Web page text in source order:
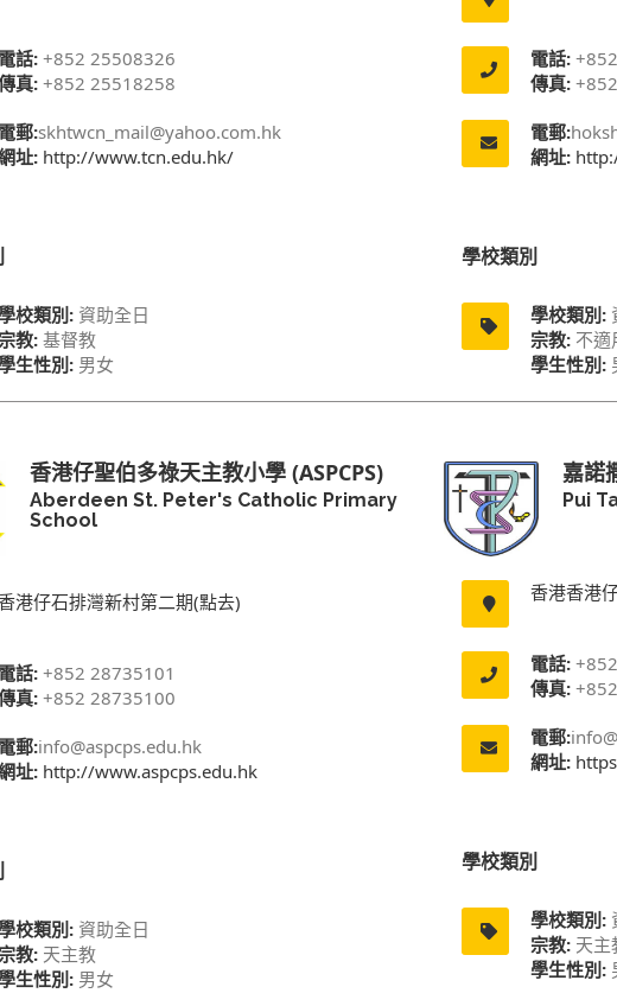
話: +852 25508326
真: +852 25518258
郵:skhtwcn_mail@yahoo.com.hk
址: http://www.tcn.edu.hk/
校類別: 資助全日
教: 基督教
生性別: 男女
電話:
傳真:
電郵:
網址:
學校類別
學校類別:
宗教:不適
學生性別:
香港仔聖伯多祿天主教小學 (ASPCPS)
Aberdeen St. Peter's Catholic Primary
School
港仔石排灣新村第二期(點去)
話: +852 28735101
真: +852 28735100
郵:info@aspcps.edu.hk
址: http://www.aspcps.edu.hk
校類別: 資助全日
教: 天主教
生性別: 男女
嘉諾
Pui
香港香港
電話:
傳真:
電郵:
網址:
學校類別
學校類別:
宗教:天主
學生性別: